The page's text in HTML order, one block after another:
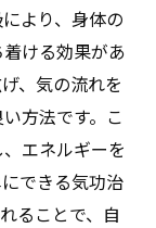
より、身体の
ける効果があ
、気の流れを
方法です。こ
エネルギーを
できる気功治
ることで、自